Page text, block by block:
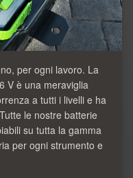
per ogni lavoro. La
V è una meraviglia
a tutti i livelli e ha
le nostre batterie
su tutta la gamma
per ogni strumento e